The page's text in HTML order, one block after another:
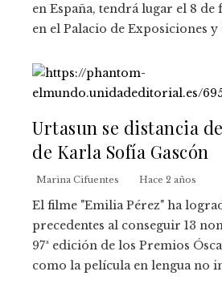
en España, tendrá lugar el 8 de
en el Palacio de Exposiciones y
Urtasun se distancia
de Karla Sofía Gascón
Marina Cifuentes Hace 2 años
El filme "Emilia Pérez" ha
precedentes al conseguir 13
97ª edición de los Premios
como la película en lengua no